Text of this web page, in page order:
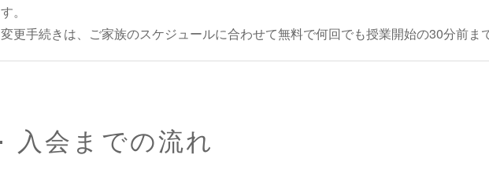
す。
変更手続きは、ご家族のスケジュールに合わせて無料で何回でも授業開始の30分前ま
入会までの流れ